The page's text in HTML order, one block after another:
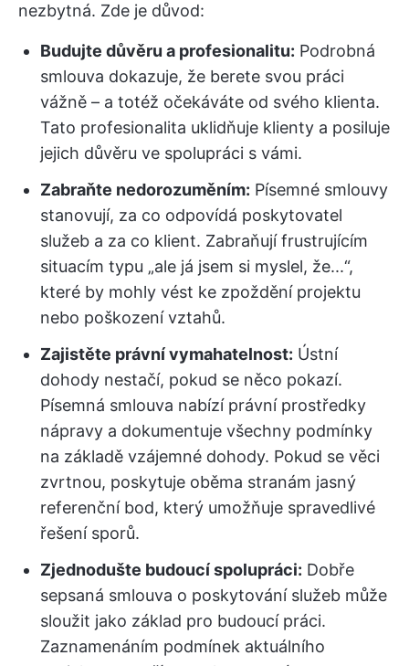
nezbytná. Zde je důvod:
Budujte důvěru a profesionalitu: Podrobná
smlouva dokazuje, že berete svou práci
vážně – a totéž očekáváte od svého klienta.
Tato profesionalita uklidňuje klienty a posiluje
jejich důvěru ve spolupráci s vámi.
Zabraňte nedorozuměním: Písemné smlouvy
stanovují, za co odpovídá poskytovatel
služeb a za co klient. Zabraňují frustrujícím
situacím typu „ale já jsem si myslel, že...“,
které by mohly vést ke zpoždění projektu
nebo poškození vztahů.
Zajistěte právní vymahatelnost: Ústní
dohody nestačí, pokud se něco pokazí.
Písemná smlouva nabízí právní prostředky
nápravy a dokumentuje všechny podmínky
na základě vzájemné dohody. Pokud se věci
zvrtnou, poskytuje oběma stranám jasný
referenční bod, který umožňuje spravedlivé
řešení sporů.
Zjednodušte budoucí spolupráci: Dobře
sepsaná smlouva o poskytování služeb může
sloužit jako základ pro budoucí práci.
Zaznamenáním podmínek aktuálního